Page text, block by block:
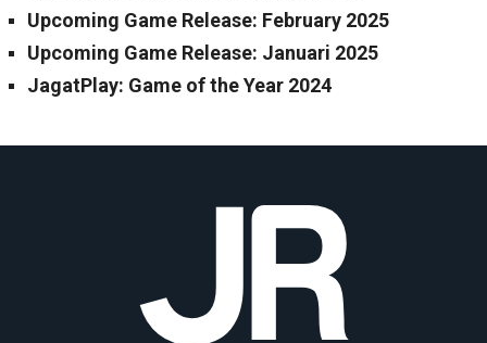
Upcoming Game Release: February 2025
Upcoming Game Release: Januari 2025
JagatPlay: Game of the Year 2024